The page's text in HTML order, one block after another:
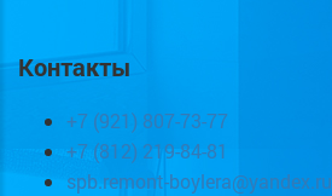
Контакты
+7 (921) 807-73-77
+7 (812) 219-84-81
spb.remont-boylera@yandex.ru